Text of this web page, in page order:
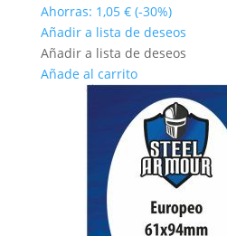
precio
original
era:
3,50 €.
precio
actual
es:
2,45 €.
Ahorras: 1,05 € (-30%)
Añadir a lista de deseos
Añadir a lista de deseos
Añade al carrito